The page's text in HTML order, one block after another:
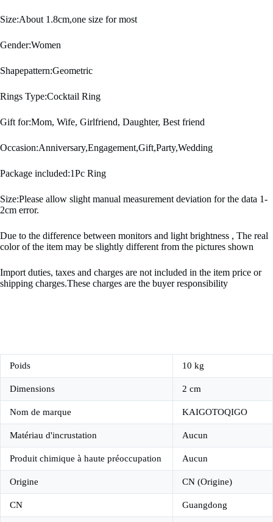
Size:About 1.8cm,one size for most
Gender:Women
Shapepattern:Geometric
Rings Type:Cocktail Ring
Gift for:Mom, Wife, Girlfriend, Daughter, Best friend
Occasion:Anniversary,Engagement,Gift,Party,Wedding
Package included:1Pc Ring
Size:Please allow slight manual measurement deviation for the data 1-
2cm error.
Due to the difference between monitors and light brightness , The real
color of the item may be slightly different from the pictures shown
Import duties, taxes and charges are not included in the item price or
shipping charges.These charges are the buyer responsibility
Poids 10 kg
Dimensions 2 cm
Nom de marque KAIGOTOQIGO
Matériau d'incrustation Aucun
Produit chimique à haute préoccupation Aucun
Origine CN (Origine)
CN Guangdong